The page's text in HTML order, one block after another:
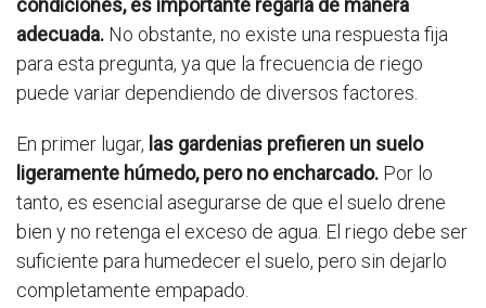
adecuada. No obstante, no existe una respuesta fija
para esta pregunta, ya que la frecuencia de riego
puede variar dependiendo de diversos factores.
En primer lugar, las gardenias prefieren un suelo
ligeramente húmedo, pero no encharcado. Por lo
tanto, es esencial asegurarse de que el suelo drene
bien y no retenga el exceso de agua. El riego debe ser
suficiente para humedecer el suelo, pero sin dejarlo
completamente empapado.